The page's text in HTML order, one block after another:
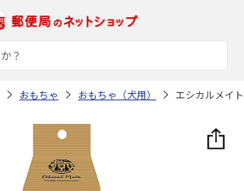
おもちゃ おもちゃ（犬用） エシカルメイ